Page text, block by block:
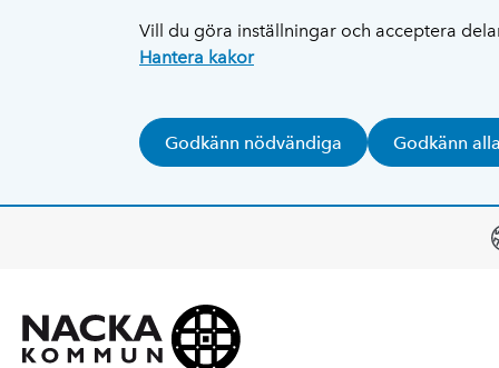
Vill du göra inställningar och acceptera
Hantera kakor
Godkänn nödvändiga Godkänn